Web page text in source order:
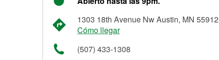
1303 18th Avenue Nw Austin, MN 55912
Cómo llegar
(507) 433-1308